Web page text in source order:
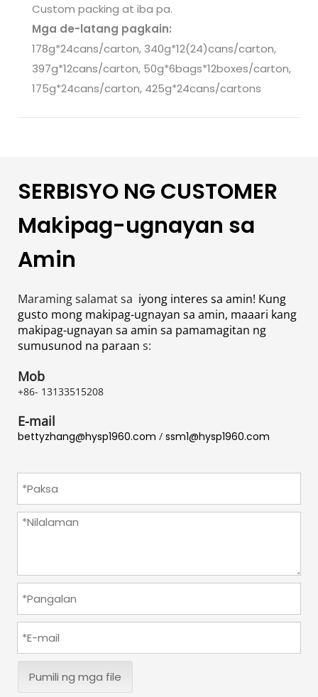
Custom packing at iba pa.
Mga de-latang pagkain:
178g*24cans/carton, 340g*12(24)cans/carton,
397g*12cans/carton, 50g*6bags*12boxes/carton,
175g*24cans/carton, 425g*24cans/cartons
SERBISYO NG CUSTOMER
Makipag-ugnayan sa
Amin
Maraming salamat sa iyong interes sa amin! Kung
gusto mong makipag-ugnayan sa amin, maaari kang
makipag-ugnayan sa amin sa pamamagitan ng
sumusunod na paraan s:
Mob
+86- 13133515208
E-mail
bettyzhang@hysp1960.com / ssm1@hysp1960.com
Pumili ng mga file